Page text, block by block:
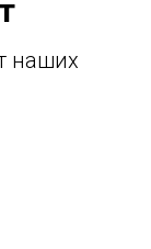
наших